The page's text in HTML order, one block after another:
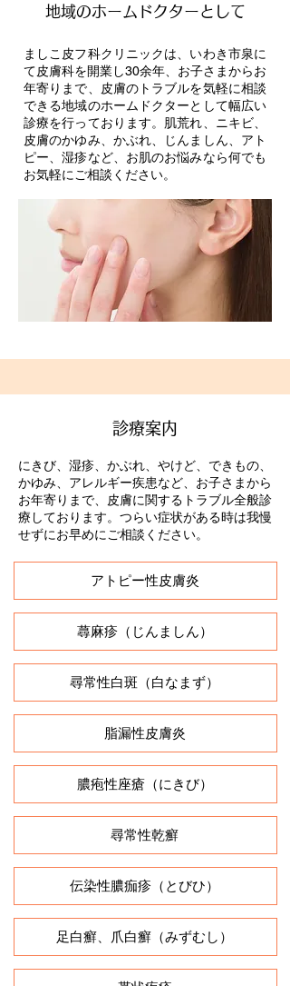
地域のホームドクターとして
ましこ皮フ科クリニックは、いわき市泉に
て皮膚科を開業し30余年、お子さまからお
年寄りまで、皮膚のトラブルを気軽に相談
できる地域のホームドクターとして幅広い
診療を行っております。肌荒れ、ニキビ、
皮膚のかゆみ、かぶれ、じんましん、アト
ピー、湿疹など、お肌のお悩みなら何でも
お気軽にご相談ください。
診療案内
にきび、湿疹、かぶれ、やけど、できもの、
かゆみ、アレルギー疾患など、お子さまから
お年寄りまで、皮膚に関するトラブル全般診
療しております。つらい症状がある時は我慢
せずにお早めにご相談ください。
アトピー性皮膚炎
蕁麻疹（じんましん）
尋常性白斑（白なまず）
脂漏性皮膚炎
膿疱性座瘡（にきび）
尋常性乾癬
伝染性膿痂疹（とびひ）
足白癬、爪白癬（みずむし）